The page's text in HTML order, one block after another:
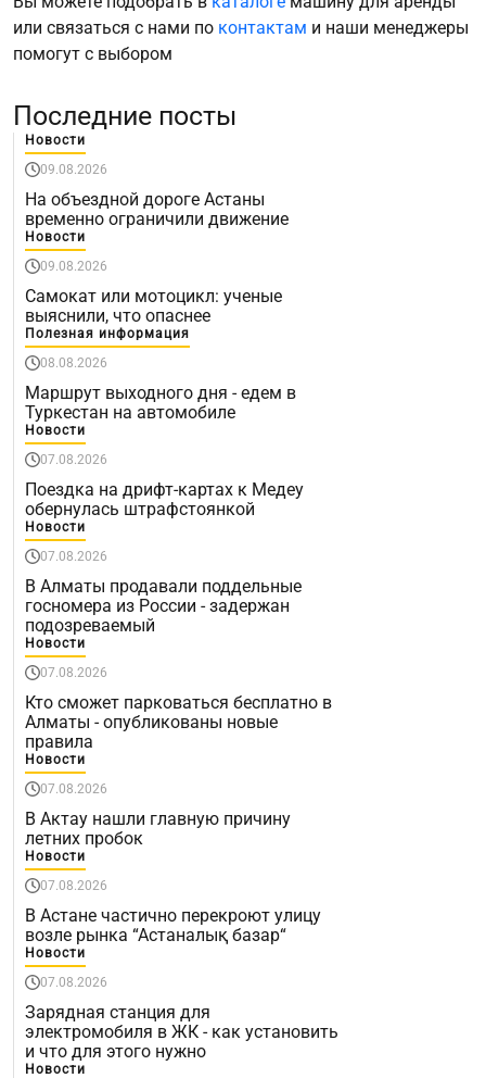
или связаться с нами по контактам и наши менеджеры
помогут с выбором
Последние посты
Новости
09.08.2026
На объездной дороге Астаны
временно ограничили движение
Новости
09.08.2026
Самокат или мотоцикл: ученые
выяснили, что опаснее
Полезная информация
08.08.2026
Маршрут выходного дня - едем в
Туркестан на автомобиле
Новости
07.08.2026
Поездка на дрифт-картах к Медеу
обернулась штрафстоянкой
Новости
07.08.2026
В Алматы продавали поддельные
госномера из России - задержан
подозреваемый
Новости
07.08.2026
Кто сможет парковаться бесплатно в
Алматы - опубликованы новые
правила
Новости
07.08.2026
В Актау нашли главную причину
летних пробок
Новости
07.08.2026
В Астане частично перекроют улицу
возле рынка “Астаналық базар“
Новости
07.08.2026
Зарядная станция для
электромобиля в ЖК - как установить
и что для этого нужно
Новости